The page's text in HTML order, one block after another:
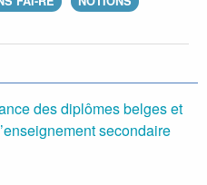
des diplômes belges et
secondaire